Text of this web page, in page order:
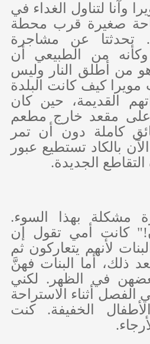
وآنا لتناول الغداء في
صغيرة قرب محطة
تحدثتا عن مشاجرة
وكأنه من الطبيعي أن
من أطلق النار وليس
مويرا كيف كانت البلدة
القديمة، حين كان
على مقعد خارج مطعم
كاملة دون أن تمر
بالكاد تستطيع عبور
الجديدة.
مشكلة بهذا السوء.
كانت أمي تقول إن
لأنهم يتعاركون ثم
ذلك، أما البنات فهنَّ
في الظهر. لكني
أثناء الاستراحة
الخفيفة. كنت